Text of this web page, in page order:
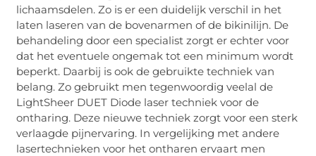
lichaamsdelen. Zo is er een duidelijk verschil in het
laten laseren van de bovenarmen of de bikinilijn. De
behandeling door een specialist zorgt er echter voor
dat het eventuele ongemak tot een minimum wordt
beperkt. Daarbij is ook de gebruikte techniek van
belang. Zo gebruikt men tegenwoordig veelal de
LightSheer DUET Diode laser techniek voor de
ontharing. Deze nieuwe techniek zorgt voor een sterk
verlaagde pijnervaring. In vergelijking met andere
lasertechnieken voor het ontharen ervaart men